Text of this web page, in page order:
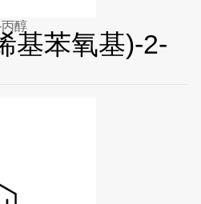
醇
基苯氧基)-2-